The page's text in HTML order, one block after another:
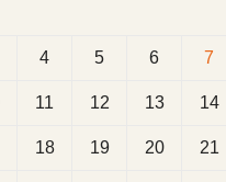
4 5 6 7
11 12 13 14
18 19 20 21